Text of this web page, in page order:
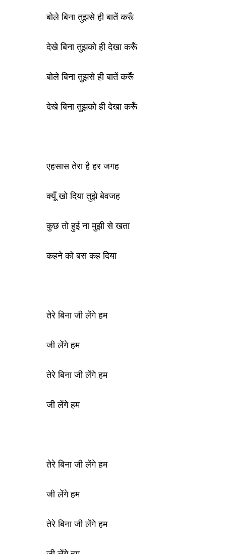
बोले बिना तुझसे ही बातें करूँ
देखे बिना तुझको ही देखा करूँ
बोले बिना तुझसे ही बातें करूँ
देखे बिना तुझको ही देखा करूँ
एहसास तेरा है हर जगह
क्यूँ खो दिया तुझे बेवजह
कुछ तो हुई ना मुझी से खता
कहने को बस कह दिया
तेरे बिना जी लेंगे हम
जी लेंगे हम
तेरे बिना जी लेंगे हम
जी लेंगे हम
तेरे बिना जी लेंगे हम
जी लेंगे हम
तेरे बिना जी लेंगे हम